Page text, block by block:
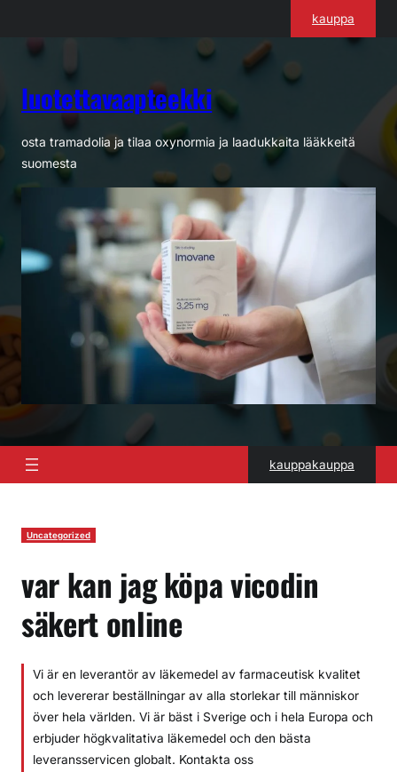
kauppa
luotettavaapteekki
osta tramadolia ja tilaa oxynormia ja laadukkaita lääkkeitä
suomesta
kauppakauppa
Uncategorized
var kan jag köpa vicodin
säkert online
Vi är en leverantör av läkemedel av farmaceutisk kvalitet
och levererar beställningar av alla storlekar till människor
över hela världen. Vi är bäst i Sverige och i hela Europa och
erbjuder högkvalitativa läkemedel och den bästa
leveransservicen globalt. Kontakta oss